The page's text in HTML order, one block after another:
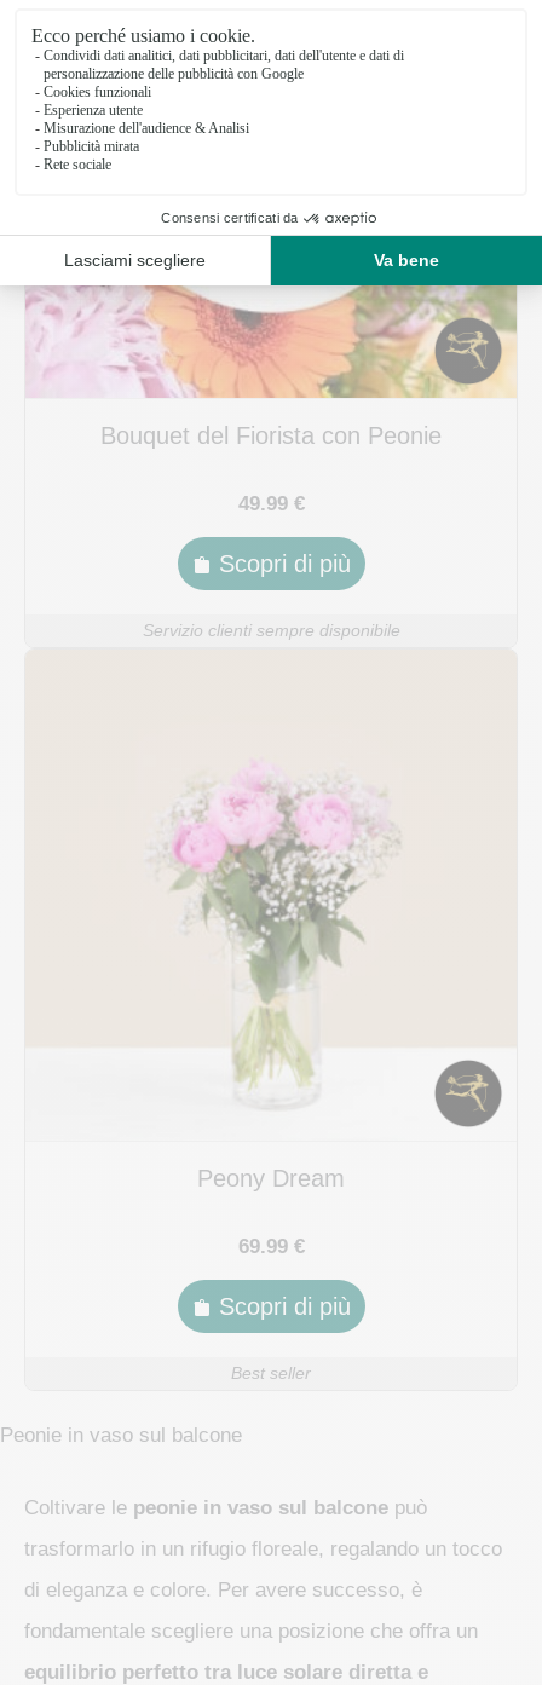
Bouquet del Fiorista con Peonie
49.99 €
Scopri di più
Servizio clienti sempre disponibile
Peony Dream
69.99 €
Scopri di più
Best seller
Peonie in vaso sul balcone
Coltivare le peonie in vaso sul balcone può
trasformarlo in un rifugio floreale, regalando un tocco
di eleganza e colore. Per avere successo, è
fondamentale scegliere una posizione che offra un
equilibrio perfetto tra luce solare diretta e